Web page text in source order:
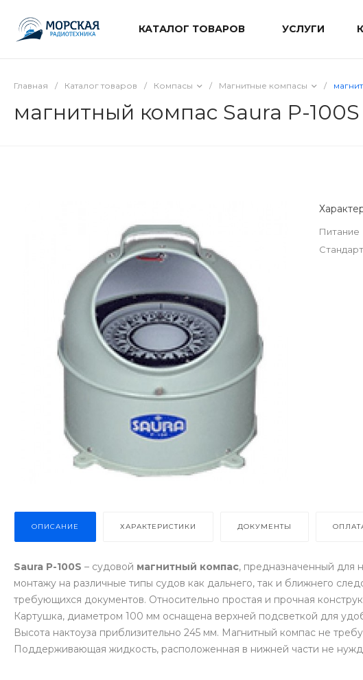
КАТАЛОГ ТОВАРОВ УСЛУГИ
Главная / Каталог товаров / Компасы / Магнитные компасы /
магнитный компас Saura P-100S
Питание
ОПИСАНИЕ ХАРАКТЕРИСТИКИ ДОКУМЕНТЫ
Saura P-100S – судовой магнитный компас, предназначенный для
монтажу на различные типы судов как дальнего, так и ближнего
требующихся документов. Относительно простая и прочная
Картушка, диаметром 100 мм оснащена верхней подсветкой для
Высота нактоуза приблизительно 245 мм. Магнитный компас не
Поддерживающая жидкость, расположенная в нижней части не